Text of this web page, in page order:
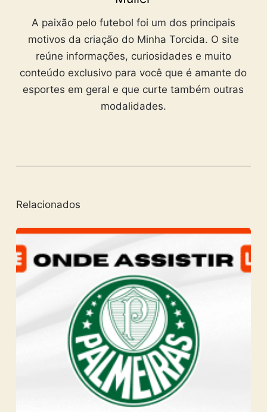
A paixão pelo futebol foi um dos principais
motivos da criação do Minha Torcida. O site
reúne informações, curiosidades e muito
conteúdo exclusivo para você que é amante do
esportes em geral e que curte também outras
modalidades.
Relacionados